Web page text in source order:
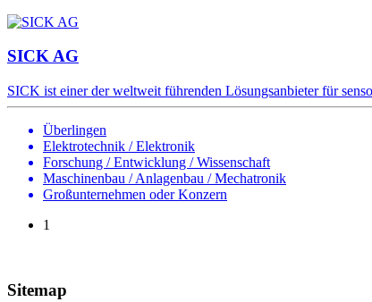
SICK AG
SICK ist einer der weltweit führenden Lösungsanbieter für
Überlingen
Elektrotechnik / Elektronik
Forschung / Entwicklung / Wissenschaft
Maschinenbau / Anlagenbau / Mechatronik
Großunternehmen oder Konzern
1
Sitemap